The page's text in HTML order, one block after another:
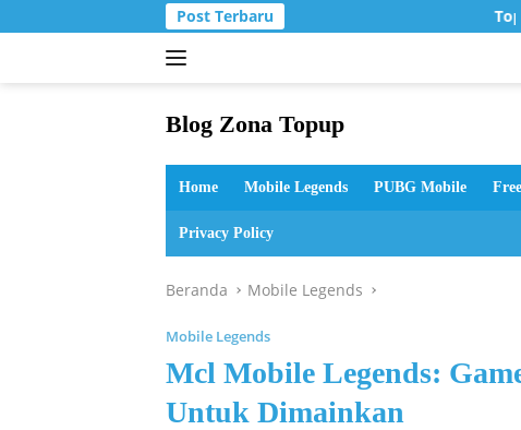
ke
Post Terbaru
Blog Zona Topup
dan
bermain
Home Mobile Legends PUBG Mobile
Privacy Policy
Beranda Mobile Legends
Mobile Legends
Mcl Mobile Legends:
Untuk Dimainkan